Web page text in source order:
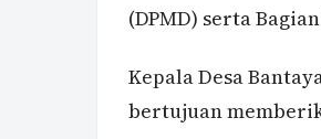
(DPMD) serta
Kepala Desa
bertujuan